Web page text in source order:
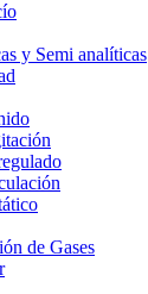
y Semi analíticas
de Gases